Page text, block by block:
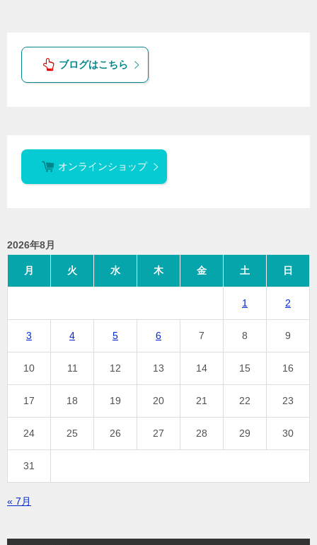
ブログはこちら
オンラインショップ
2026年8月
月 火 水 木 金 土 日
1 2
3 4 5 6 7 8 9
10 11 12 13 14 15 16
17 18 19 20 21 22 23
24 25 26 27 28 29 30
31
« 7月